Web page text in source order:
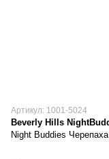
Артикул: 1001-5024
Beverly Hills
Night Buddies